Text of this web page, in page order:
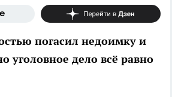
погасил недоимку и
уголовное дело всё равно